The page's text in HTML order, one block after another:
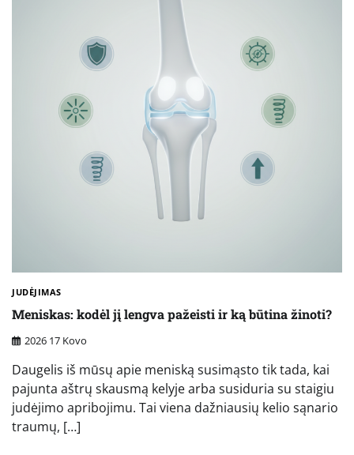
JUDĖJIMAS
Meniskas: kodėl jį lengva pažeisti ir ką būtina žinoti?
2026 17 Kovo
Daugelis iš mūsų apie meniską susimąsto tik tada, kai
pajunta aštrų skausmą kelyje arba susiduria su staigiu
judėjimo apribojimu. Tai viena dažniausių kelio sąnario
traumų, […]